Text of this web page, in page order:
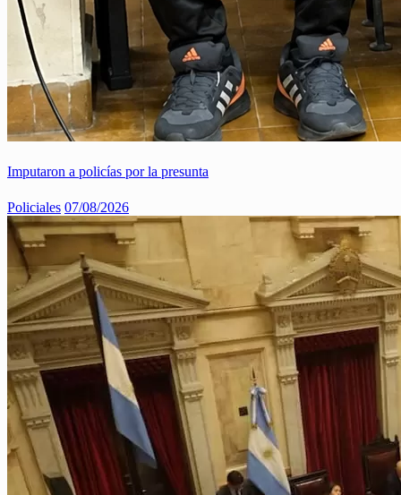
Imputaron a policías por la presunta
Policiales 07/08/2026